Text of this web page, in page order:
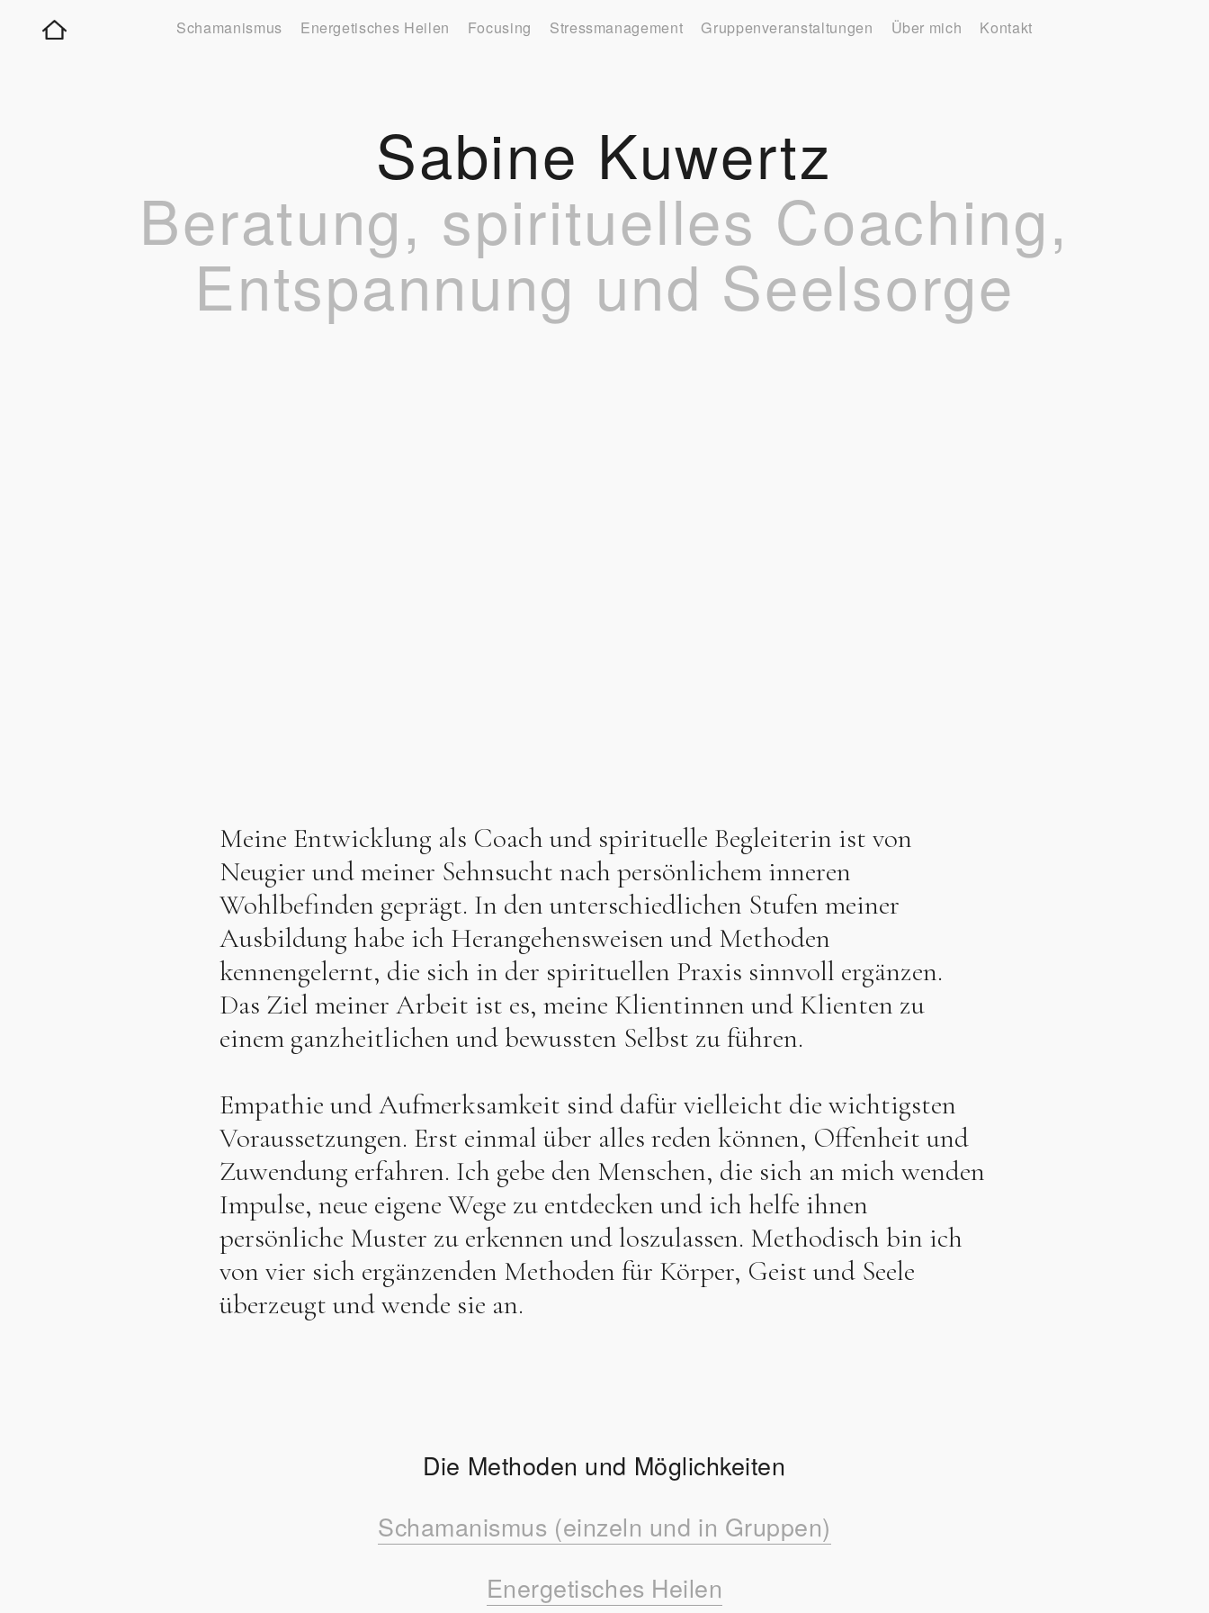
Schamanismus Energetisches Heilen Focusing Stressmanagement Gruppenveranstaltungen Über mich Kontakt
Sabine Kuwertz
Beratung, spirituelles Coaching,
Entspannung und Seelsorge
Meine Entwicklung als Coach und spirituelle Begleiterin ist von
Neugier und meiner Sehnsucht nach persönlichem inneren
Wohlbefinden geprägt. In den unterschiedlichen Stufen meiner
Ausbildung habe ich Herangehensweisen und Methoden
kennengelernt, die sich in der spirituellen Praxis sinnvoll ergänzen.
Das Ziel meiner Arbeit ist es, meine Klientinnen und Klienten zu
einem ganzheitlichen und bewussten Selbst zu führen.
Empathie und Aufmerksamkeit sind dafür vielleicht die wichtigsten
Voraussetzungen. Erst einmal über alles reden können, Offenheit und
Zuwendung erfahren. Ich gebe den Menschen, die sich an mich wenden
Impulse, neue eigene Wege zu entdecken und ich helfe ihnen
persönliche Muster zu erkennen und loszulassen. Methodisch bin ich
von vier sich ergänzenden Methoden für Körper, Geist und Seele
überzeugt und wende sie an.
Die Methoden und Möglichkeiten
Schamanismus (einzeln und in Gruppen)
Energetisches Heilen